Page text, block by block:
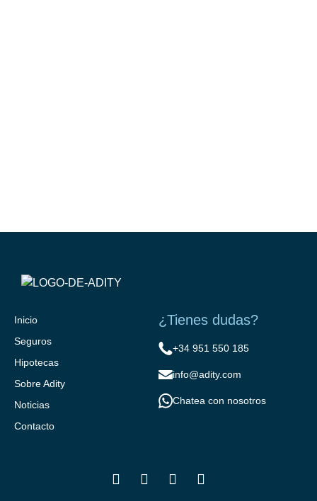
Inicio
Seguros
Hipotecas
Sobre Adity
Noticias
Contacto
¿Tienes dudas?
+34 951 550 185
info@adity.com
Chatea con nosotros